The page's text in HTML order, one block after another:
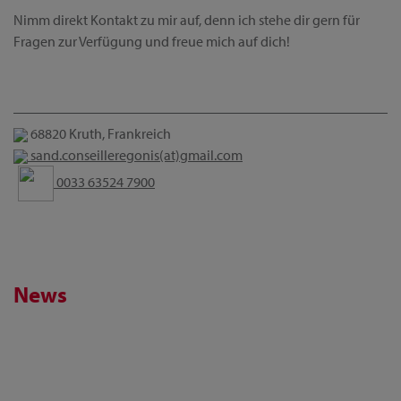
Nimm direkt Kontakt zu mir auf, denn ich stehe dir gern für
Fragen zur Verfügung und freue mich auf dich!
68820 Kruth, Frankreich
sand.conseilleregonis(at)gmail.com
0033 63524 7900
News